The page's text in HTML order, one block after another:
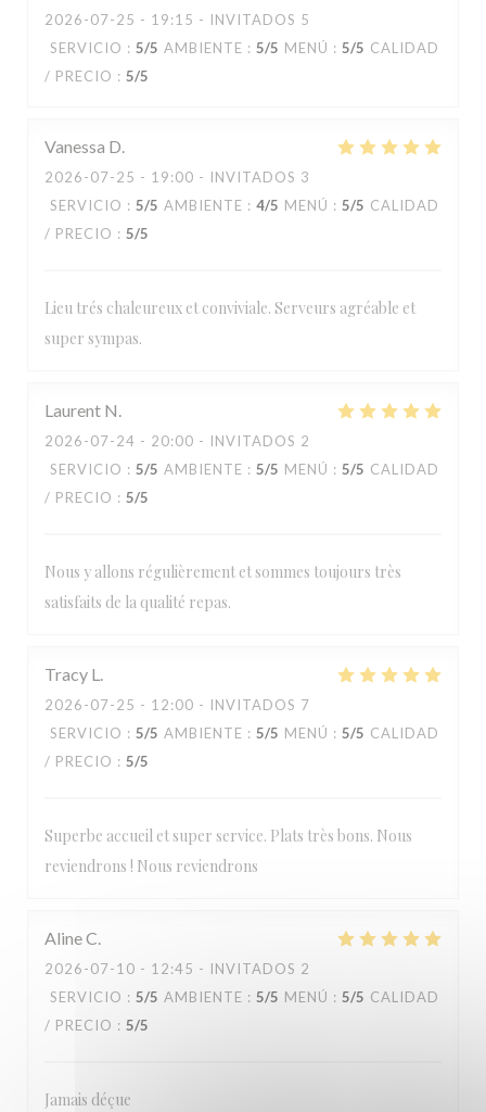
2026-07-25 - 19:15 - INVITADOS 5
SERVICIO : 5/5 AMBIENTE : 5/5 MENÚ : 5/5 CALIDAD
/ PRECIO : 5/5
Vanessa D
2026-07-25 - 19:00 - INVITADOS 3
SERVICIO : 5/5 AMBIENTE : 4/5 MENÚ : 5/5 CALIDAD
/ PRECIO : 5/5
Lieu trés chaleureux et conviviale. Serveurs agréable et
super sympas.
Laurent N
2026-07-24 - 20:00 - INVITADOS 2
SERVICIO : 5/5 AMBIENTE : 5/5 MENÚ : 5/5 CALIDAD
/ PRECIO : 5/5
Nous y allons régulièrement et sommes toujours très
satisfaits de la qualité repas.
Tracy L
2026-07-25 - 12:00 - INVITADOS 7
SERVICIO : 5/5 AMBIENTE : 5/5 MENÚ : 5/5 CALIDAD
/ PRECIO : 5/5
Superbe accueil et super service. Plats très bons. Nous
reviendrons ! Nous reviendrons
AlineC
2026-07-10 - 12:45 - INVITADOS 2
SERVICIO : 5/5 AMBIENTE : 5/5 MENÚ : 5/5 CALIDAD
/ PRECIO : 5/5
Jamais déçue